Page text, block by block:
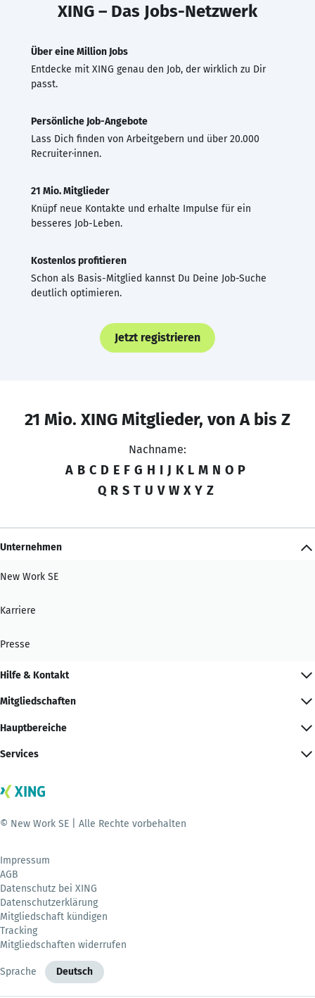
XING – Das Jobs-Netzwerk
Über eine Million Jobs
Entdecke mit XING genau den Job, der wirklich zu Dir
passt.
Persönliche Job-Angebote
Lass Dich finden von Arbeitgebern und über 20.000
Recruiter·innen.
21 Mio. Mitglieder
Knüpf neue Kontakte und erhalte Impulse für ein
besseres Job-Leben.
Kostenlos profitieren
Schon als Basis-Mitglied kannst Du Deine Job-Suche
deutlich optimieren.
Jetzt registrieren
21 Mio. XING Mitglieder, von A bis Z
Nachname:
A B C D E F G H I J K L M N O P
Q R S T U V W X Y Z
Unternehmen
New Work SE
Karriere
Presse
Hilfe & Kontakt
Mitgliedschaften
Hauptbereiche
Services
© New Work SE | Alle Rechte vorbehalten
Impressum
AGB
Datenschutz bei XING
Datenschutzerklärung
Mitgliedschaft kündigen
Tracking
Mitgliedschaften widerrufen
Sprache Deutsch